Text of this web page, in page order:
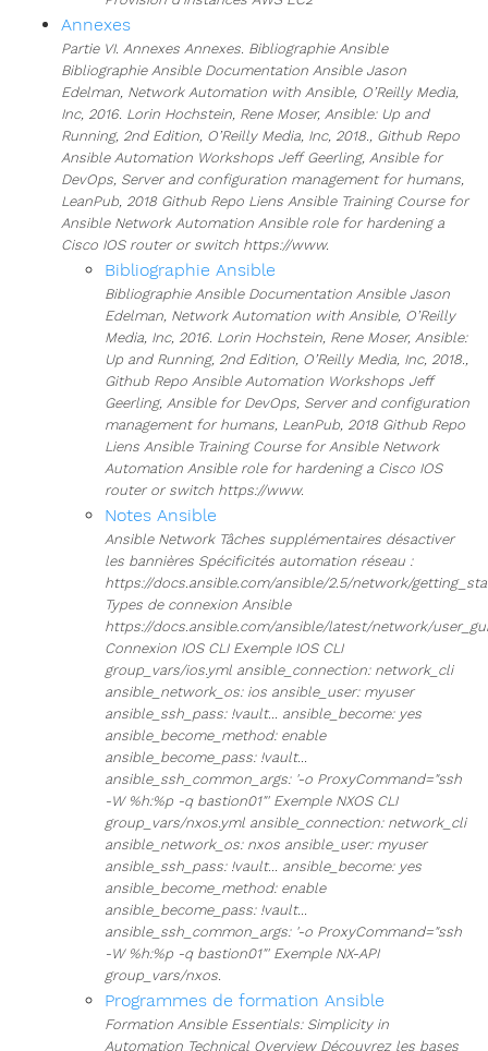
Annexes
Partie VI. Annexes Annexes. Bibliographie Ansible
Bibliographie Ansible Documentation Ansible Jason
Edelman, Network Automation with Ansible, O’Reilly Media,
Inc, 2016. Lorin Hochstein, Rene Moser, Ansible: Up and
Running, 2nd Edition, O’Reilly Media, Inc, 2018., Github Repo
Ansible Automation Workshops Jeff Geerling, Ansible for
DevOps, Server and configuration management for humans,
LeanPub, 2018 Github Repo Liens Ansible Training Course for
Ansible Network Automation Ansible role for hardening a
Cisco IOS router or switch https://www.
Bibliographie Ansible
Bibliographie Ansible Documentation Ansible Jason
Edelman, Network Automation with Ansible, O’Reilly
Media, Inc, 2016. Lorin Hochstein, Rene Moser, Ansible:
Up and Running, 2nd Edition, O’Reilly Media, Inc, 2018.,
Github Repo Ansible Automation Workshops Jeff
Geerling, Ansible for DevOps, Server and configuration
management for humans, LeanPub, 2018 Github Repo
Liens Ansible Training Course for Ansible Network
Automation Ansible role for hardening a Cisco IOS
router or switch https://www.
Notes Ansible
Ansible Network Tâches supplémentaires désactiver
les bannières Spécificités automation réseau :
https://docs.ansible.com/ansible/2.5/network/
Types de connexion Ansible
https://docs.ansible.com/ansible/latest/network/
Connexion IOS CLI Exemple IOS CLI
group_vars/ios.yml ansible_connection: network_cli
ansible_network_os: ios ansible_user: myuser
ansible_ssh_pass: !vault... ansible_become: yes
ansible_become_method: enable
ansible_become_pass: !vault...
ansible_ssh_common_args: '-o ProxyCommand="ssh
-W %h:%p -q bastion01"' Exemple NXOS CLI
group_vars/nxos.yml ansible_connection: network_cli
ansible_network_os: nxos ansible_user: myuser
ansible_ssh_pass: !vault... ansible_become: yes
ansible_become_method: enable
ansible_become_pass: !vault...
ansible_ssh_common_args: '-o ProxyCommand="ssh
-W %h:%p -q bastion01"' Exemple NX-API
group_vars/nxos.
Programmes de formation Ansible
Formation Ansible Essentials: Simplicity in
Automation Technical Overview Découvrez les bases